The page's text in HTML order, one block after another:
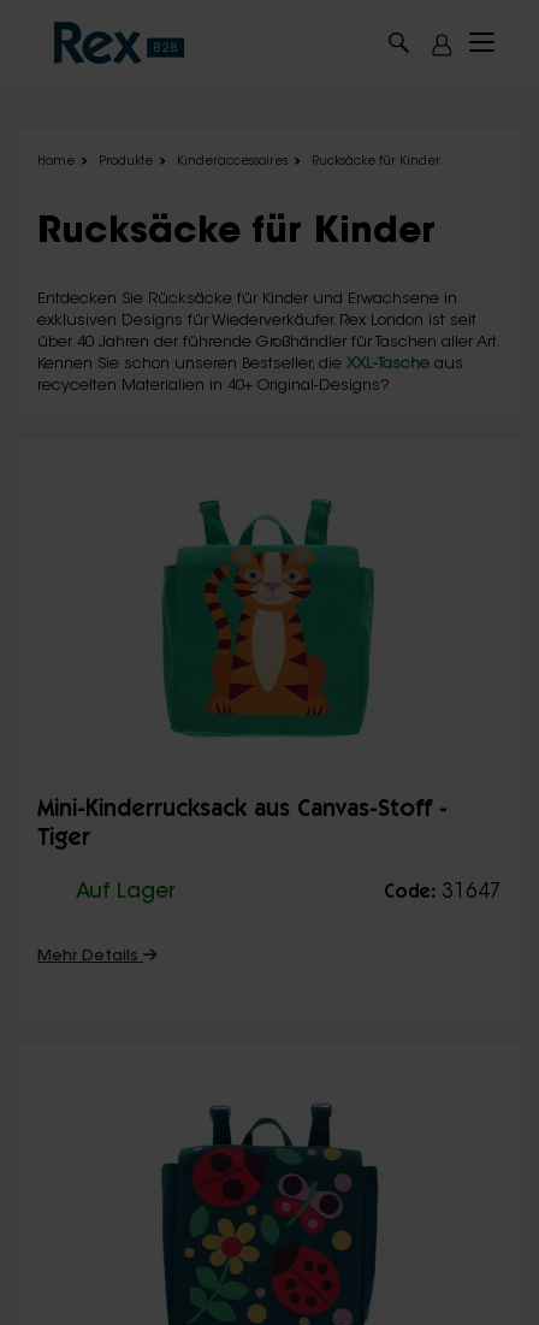
Home Produkte Kinderaccessoires Rucksäcke für Kinder
Rucksäcke für Kinder
Entdecken Sie Rücksäcke für Kinder und Erwachsene in
exklusiven Designs für Wiederverkäufer. Rex London ist seit
über 40 Jahren der führende Großhändler für Taschen aller Art.
Kennen Sie schon unseren Bestseller, die XXL-Tasche aus
recycelten Materialien in 40+ Original-Designs?
Mini-Kinderrucksack aus Canvas-Stoff -
Tiger
Auf Lager Code: 31647
Mehr Details